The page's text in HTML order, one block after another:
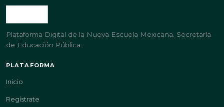
Plataforma Digital de la Nueva Escuela Mexicana. Secretaría
de Educación Pública.
PLATAFORMA
Inicio
Regístrate